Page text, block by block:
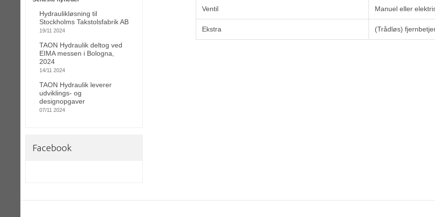
Hydraulikløsning til
Stockholms Takstolsfabrik AB
19/11 2024
TAON Hydraulik deltog ved
EIMA messen i Bologna,
2024
14/11 2024
TAON Hydraulik leverer
udviklings- og
designopgaver
07/11 2024
Facebook
Ventil Manuel eller
Ekstra (Trådløs)